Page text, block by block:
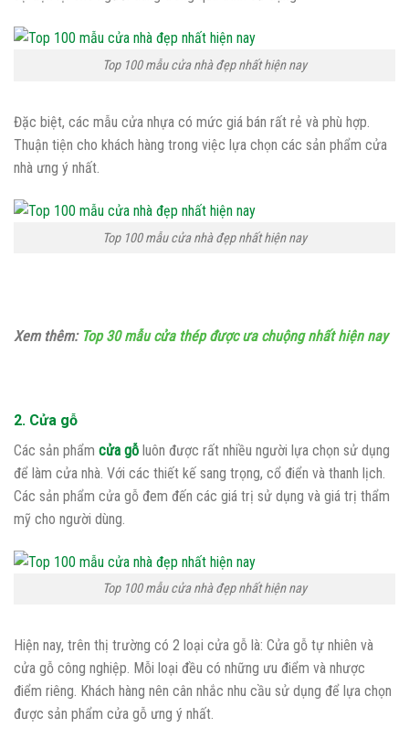
Top 100 mẫu cửa nhà đẹp nhất hiện nay
Đặc biệt, các mẫu cửa nhựa có mức giá bán rất rẻ và phù hợp.
Thuận tiện cho khách hàng trong việc lựa chọn các sản phẩm cửa
nhà ưng ý nhất.
Top 100 mẫu cửa nhà đẹp nhất hiện nay
Xem thêm: Top 30 mẫu cửa thép được ưa chuộng nhất hiện nay
2. Cửa gỗ
Các sản phẩm cửa gỗ luôn được rất nhiều người lựa chọn sử dụng
để làm cửa nhà. Với các thiết kế sang trọng, cổ điển và thanh lịch.
Các sản phẩm cửa gỗ đem đến các giá trị sử dụng và giá trị thẩm
mỹ cho người dùng.
Top 100 mẫu cửa nhà đẹp nhất hiện nay
Hiện nay, trên thị trường có 2 loại cửa gỗ là: Cửa gỗ tự nhiên và
cửa gỗ công nghiệp. Mỗi loại đều có những ưu điểm và nhược
điểm riêng. Khách hàng nên cân nhắc nhu cầu sử dụng để lựa chọn
được sản phẩm cửa gỗ ưng ý nhất.